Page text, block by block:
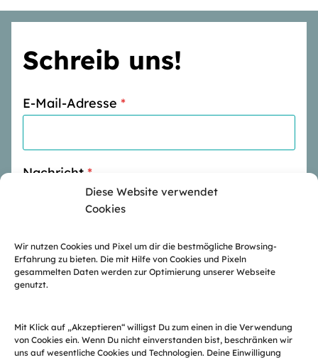
Diese Website verwendet
Cookies
Wir nutzen Cookies und Pixel um dir die bestmögliche Browsing-
Erfahrung zu bieten. Die mit Hilfe von Cookies und Pixeln
gesammelten Daten werden zur Optimierung unserer Webseite
genutzt.
Mit Klick auf „Akzeptieren“ willigst Du zum einen in die Verwendung
von Cookies ein. Wenn Du nicht einverstanden bist, beschränken wir
uns auf wesentliche Cookies und Technologien. Deine Einwilligung
Schreib uns!
E-Mail-Adresse *
Nachricht *